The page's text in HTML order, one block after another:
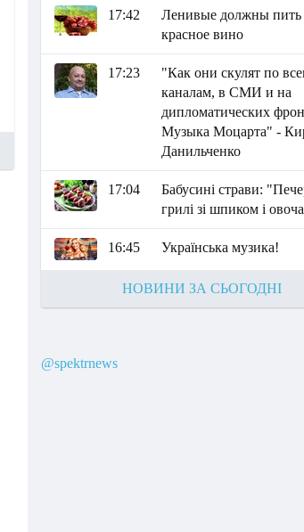
17:42
Ленивые должны пить
красное вино
17:23
"Как они скулят по
каналам, в СМИ и на
дипломатических
Музыка Моцарта" -
Данильченко
17:04
Бабусині страви:
грилі зі шпиком і
16:45 Українська музика!
НОВИНИ ЗА СЬОГОДНІ
@spektrnews